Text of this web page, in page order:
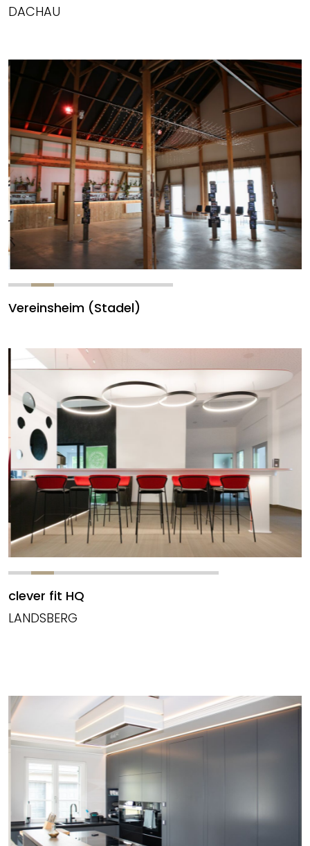
DACHAU
Vereinsheim (Stadel)
clever fit HQ
LANDSBERG